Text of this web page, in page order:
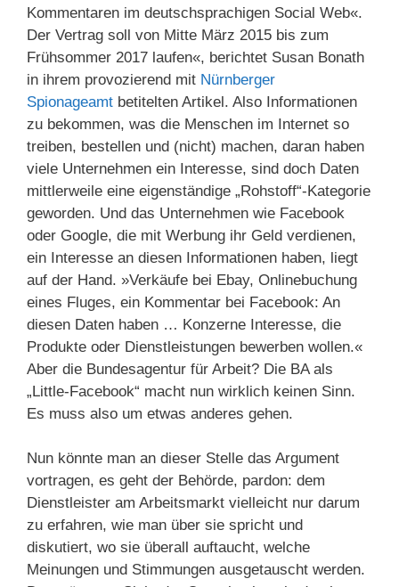
Kommentaren im deutschsprachigen Social Web«.
Der Vertrag soll von Mitte März 2015 bis zum
Frühsommer 2017 laufen«, berichtet Susan Bonath
in ihrem provozierend mit Nürnberger
Spionageamt betitelten Artikel. Also Informationen
zu bekommen, was die Menschen im Internet so
treiben, bestellen und (nicht) machen, daran haben
viele Unternehmen ein Interesse, sind doch Daten
mittlerweile eine eigenständige „Rohstoff“-Kategorie
geworden. Und das Unternehmen wie Facebook
oder Google, die mit Werbung ihr Geld verdienen,
ein Interesse an diesen Informationen haben, liegt
auf der Hand. »Verkäufe bei Ebay, Onlinebuchung
eines Fluges, ein Kommentar bei Facebook: An
diesen Daten haben … Konzerne Interesse, die
Produkte oder Dienstleistungen bewerben wollen.«
Aber die Bundesagentur für Arbeit? Die BA als
„Little-Facebook“ macht nun wirklich keinen Sinn.
Es muss also um etwas anderes gehen.
Nun könnte man an dieser Stelle das Argument
vortragen, es geht der Behörde, pardon: dem
Dienstleister am Arbeitsmarkt vielleicht nur darum
zu erfahren, wie man über sie spricht und
diskutiert, wo sie überall auftaucht, welche
Meinungen und Stimmungen ausgetauscht werden.